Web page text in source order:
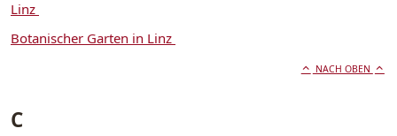
Linz
Botanischer Garten in Linz
NACH OBEN
C